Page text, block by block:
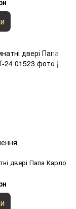
двері Папа Карло